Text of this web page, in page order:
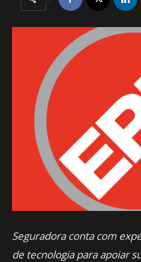
Seguradora conta com
de tecnologia para apoiar